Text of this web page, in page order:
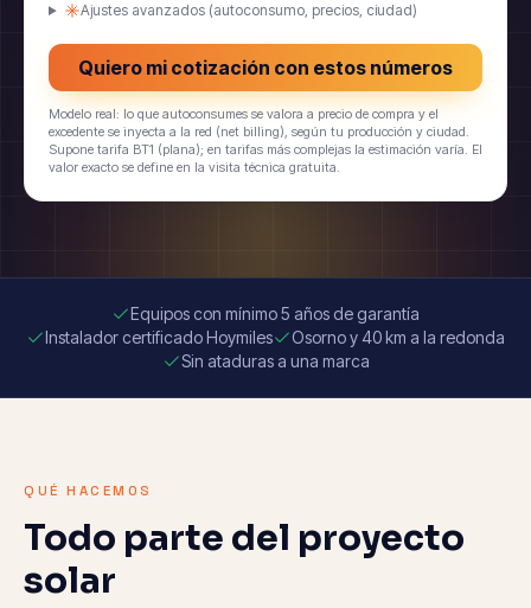
Ajustes avanzados (autoconsumo, precios, ciudad)
Quiero mi cotización con estos números
Modelo real: lo que autoconsumes se valora a precio de compra y el
excedente se inyecta a la red (net billing), según tu producción y ciudad.
Supone tarifa BT1 (plana); en tarifas más complejas la estimación varía. El
valor exacto se define en la visita técnica gratuita.
Equipos con mínimo 5 años de garantía
Instalador certificado Hoymiles
Osorno y 40 km a la redonda
Sin ataduras a una marca
QUÉ HACEMOS
Todo parte del proyecto
solar